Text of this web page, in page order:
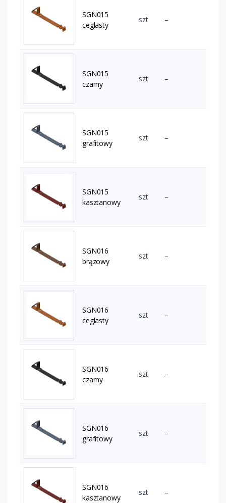
SGN015
ceglasty
szt –
SGN015
czarny
szt –
SGN015
grafitowy
szt –
SGN015
kasztanowy
szt –
SGN016
brązowy
szt –
SGN016
ceglasty
szt –
SGN016
czarny
szt –
SGN016
grafitowy
szt –
SGN016
kasztanowy
szt –